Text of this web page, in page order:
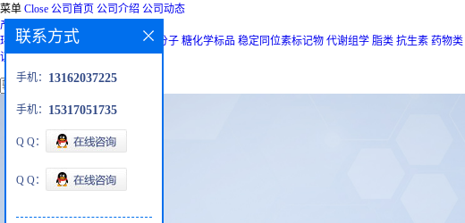
菜单 Close 公司首页 公司介绍 公司动态
产品展厅
环境 群体感应信号分子 信号分子 糖化学标品 稳定同位素标记物 代谢组学 脂类 抗生素 药物类
证书荣誉 联系方式 在线留言
联系方式
手机： 13162037225
手机： 15317051735
Q Q：
Q Q：